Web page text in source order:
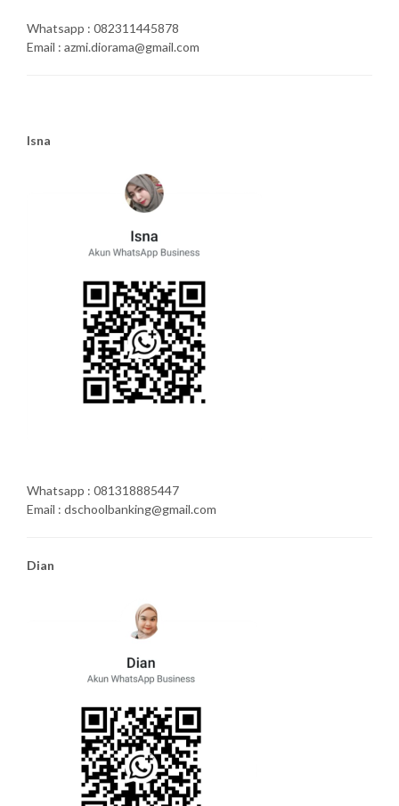
Whatsapp : 082311445878
Email : azmi.diorama@gmail.com
Isna
Whatsapp : 081318885447
Email : dschoolbanking@gmail.com
Dian